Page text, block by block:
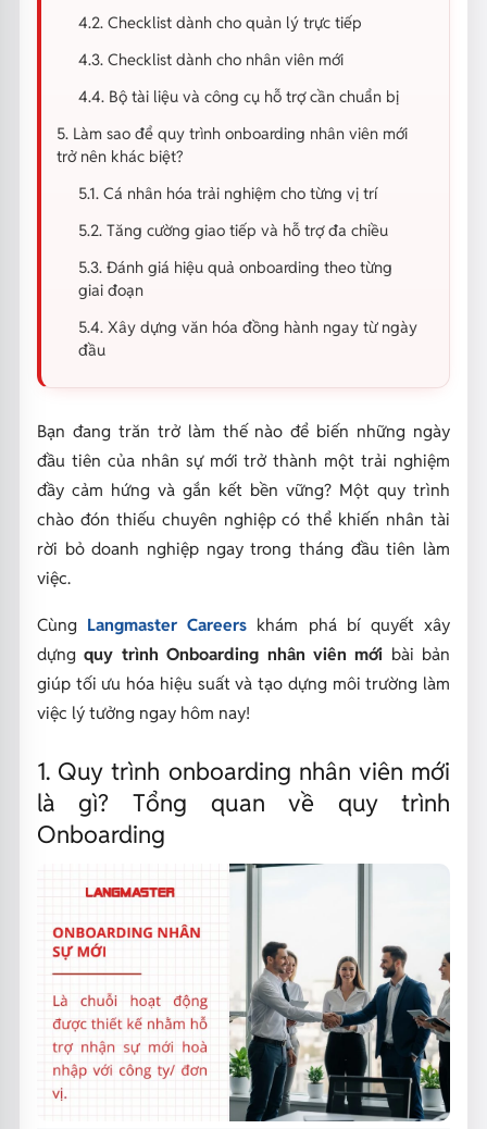
4.2. Checklist dành cho quản lý trực tiếp
4.3. Checklist dành cho nhân viên mới
4.4. Bộ tài liệu và công cụ hỗ trợ cần chuẩn bị
5. Làm sao để quy trình onboarding nhân viên mới
trở nên khác biệt?
5.1. Cá nhân hóa trải nghiệm cho từng vị trí
5.2. Tăng cường giao tiếp và hỗ trợ đa chiều
5.3. Đánh giá hiệu quả onboarding theo từng
giai đoạn
5.4. Xây dựng văn hóa đồng hành ngay từ ngày
đầu
Bạn đang trăn trở làm thế nào để biến những ngày
đầu tiên của nhân sự mới trở thành một trải nghiệm
đầy cảm hứng và gắn kết bền vững? Một quy trình
chào đón thiếu chuyên nghiệp có thể khiến nhân tài
rời bỏ doanh nghiệp ngay trong tháng đầu tiên làm
việc.
Cùng Langmaster Careers khám phá bí quyết xây
dựngquy trình Onboarding nhân viên mới bài bản
giúp tối ưu hóa hiệu suất và tạo dựng môi trường làm
việc lý tưởng ngay hôm nay!
1. Quy trình onboarding nhân viên mới
là gì? Tổng quan về quy trình
Onboarding